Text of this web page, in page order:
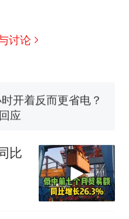
讨论
绕了几乎整个国境
曾两次到中国寻根
元，搬到楼下交
肯搬上楼！女子傻眼
开着反而更省电？
应
人报名的考试，成绩
公平么？
比